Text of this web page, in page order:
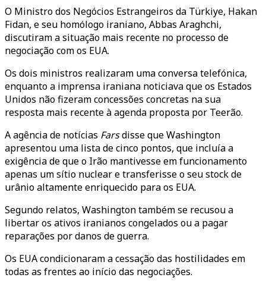
O Ministro dos Negócios Estrangeiros da Türkiye, Hakan
Fidan, e seu homólogo iraniano, Abbas Araghchi,
discutiram a situação mais recente no processo de
negociação com os EUA.
Os dois ministros realizaram uma conversa telefónica,
enquanto a imprensa iraniana noticiava que os Estados
Unidos não fizeram concessões concretas na sua
resposta mais recente à agenda proposta por Teerão.
A agência de notícias Farsdisse que Washington
apresentou uma lista de cinco pontos, que incluía a
exigência de que o Irão mantivesse em funcionamento
apenas um sítio nuclear e transferisse o seu stock de
urânio altamente enriquecido para os EUA.
Segundo relatos, Washington também se recusou a
libertar os ativos iranianos congelados ou a pagar
reparações por danos de guerra.
Os EUA condicionaram a cessação das hostilidades em
todas as frentes ao início das negociações.